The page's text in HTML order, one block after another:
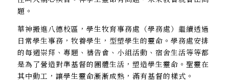
題。
華神搬進八德校區，學生牧育事務處（學務處）繼續透過
日常學生事務，牧養學生，型塑學生的靈命。學務處安排
的每週崇拜、專題、禱告會、小組活動、宿舍生活等等都
是為了營造對準基督的團體生活，塑造學生靈命。聖靈在
其中動工，讓學生靈命漸漸成熟，滿有基督的樣式。